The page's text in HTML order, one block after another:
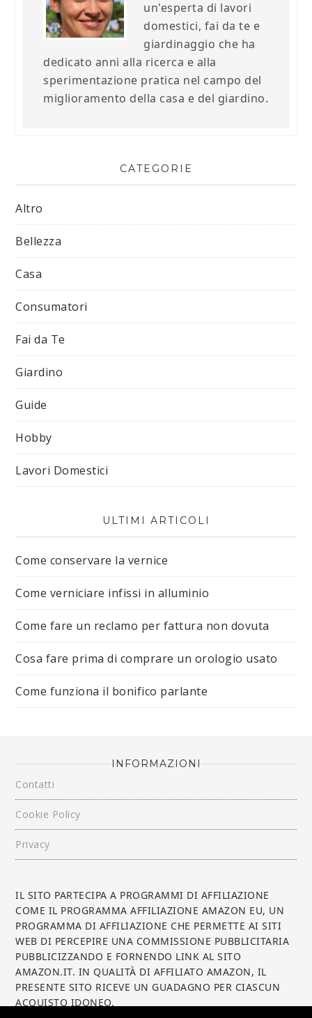
un'esperta di lavori
domestici, fai da te e
giardinaggio che ha
dedicato anni alla ricerca e alla
sperimentazione pratica nel campo del
miglioramento della casa e del giardino.
CATEGORIE
Altro
Bellezza
Casa
Consumatori
Fai da Te
Giardino
Guide
Hobby
Lavori Domestici
ULTIMI ARTICOLI
Come conservare la vernice
Come verniciare infissi in alluminio
Come fare un reclamo per fattura non dovuta
Cosa fare prima di comprare un orologio usato
Come funziona il bonifico parlante
INFORMAZIONI
Contatti
Cookie Policy
Privacy
IL SITO PARTECIPA A PROGRAMMI DI AFFILIAZIONE
COME IL PROGRAMMA AFFILIAZIONE AMAZON EU, UN
PROGRAMMA DI AFFILIAZIONE CHE PERMETTE AI SITI
WEB DI PERCEPIRE UNA COMMISSIONE PUBBLICITARIA
PUBBLICIZZANDO E FORNENDO LINK AL SITO
AMAZON.IT. IN QUALITÀ DI AFFILIATO AMAZON, IL
PRESENTE SITO RICEVE UN GUADAGNO PER CIASCUN
ACQUISTO IDONEO.